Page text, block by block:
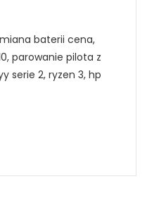
baterii cena,
parowanie pilota z
serie 2, ryzen 3, hp